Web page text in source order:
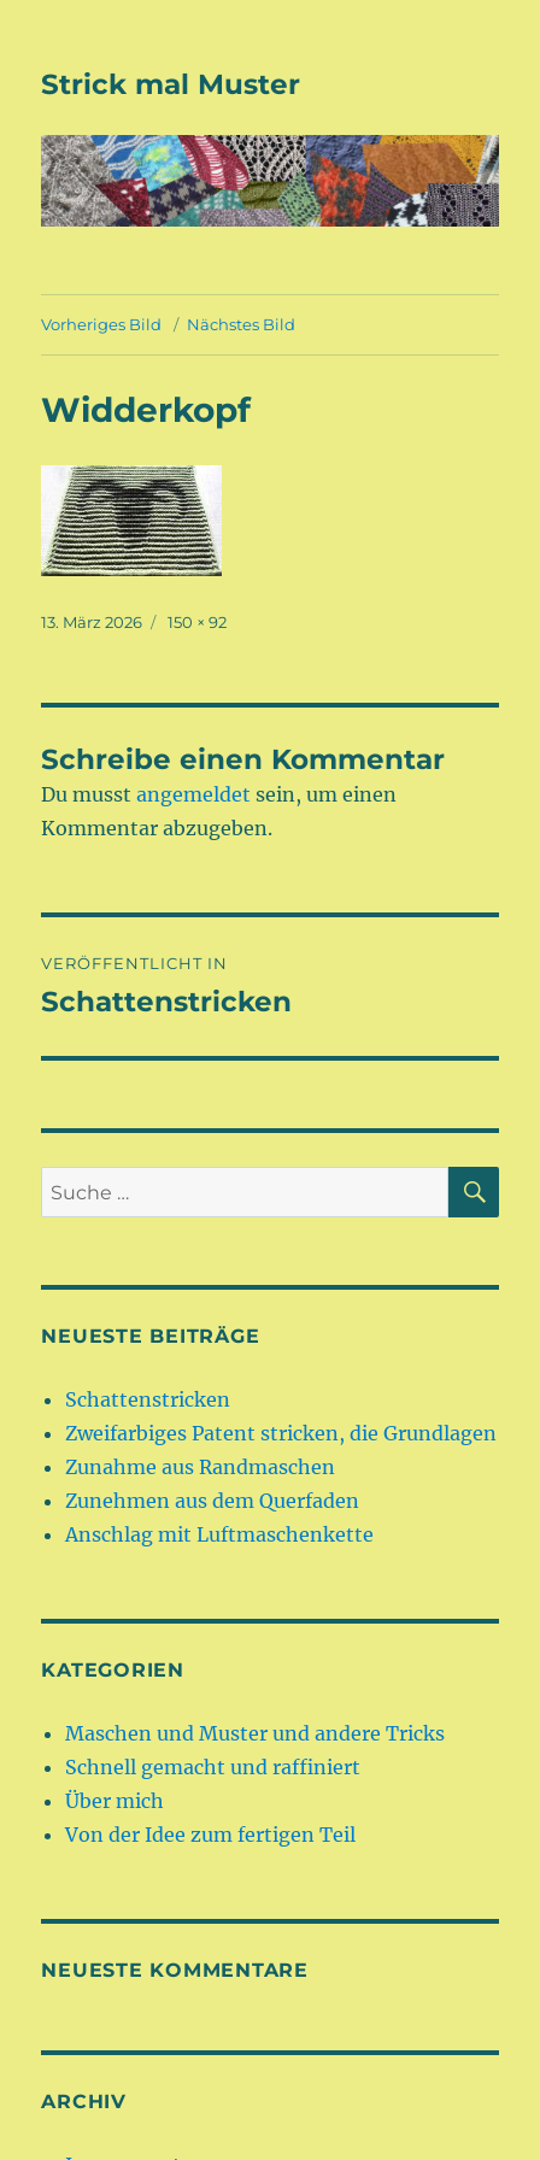
Strick mal Muster
Vorheriges Bild Nächstes Bild
Widderkopf
Veröffentlicht
13. März 2026
Volle
150 × 92
Schreibe einen Kommentar
Du musstangemeldet sein, um einen
Kommentar abzugeben.
VERÖFFENTLICHT IN
Schattenstricken
Suche
nach:
NEUESTE BEITRÄGE
Schattenstricken
Zweifarbiges Patent stricken, die Grundlagen
Zunahme aus Randmaschen
Zunehmen aus dem Querfaden
Anschlag mit Luftmaschenkette
KATEGORIEN
Maschen und Muster und andere Tricks
Schnell gemacht und raffiniert
Über mich
Von der Idee zum fertigen Teil
NEUESTE KOMMENTARE
ARCHIV